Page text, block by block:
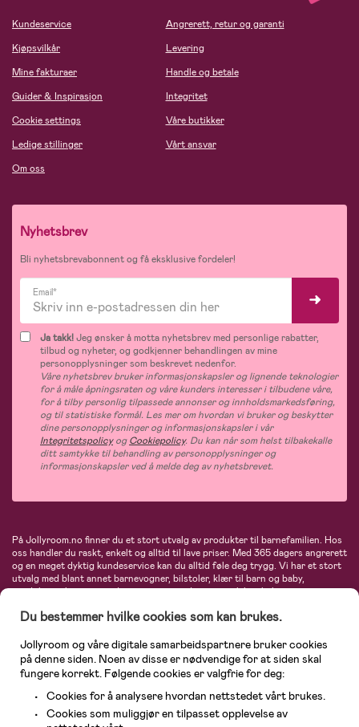
Kundeservice
Kjøpsvilkår
Mine fakturaer
Guider & Inspirasjon
Cookie settings
Ledige stillinger
Om oss
Angrerett, retur og garanti
Levering
Handle og betale
Integritet
Våre butikker
Vårt ansvar
Nyhetsbrev
Bli nyhetsbrevabonnent og få eksklusive fordeler!
Email*
Ja takk!Jeg ønsker å motta nyhetsbrev med personlige rabatter,
tilbud og nyheter, og godkjenner behandlingen av mine
personopplysninger som beskrevet nedenfor.
Våre nyhetsbrev bruker informasjonskapsler og lignende teknologier
for å måle åpningsraten og våre kunders interesser i tilbudene våre,
for å tilby personlig tilpassede annonser og innholdsmarkedsføring,
og til statistiske formål. Les mer om hvordan vi bruker og beskytter
dine personopplysninger og informasjonskapsler i vår
IntegritetspolicyogCookiepolicy. Du kan når som helst tilbakekalle
ditt samtykke til behandling av personopplysninger og
informasjonskapsler ved å melde deg av nyhetsbrevet.
På Jollyroom.no finner du et stort utvalg av produkter til barnefamilien. Hos
oss handler du raskt, enkelt og alltid til lave priser. Med 365 dagers angrerett
og en meget dyktig kundeservice kan du alltid føle deg trygg. Vi har et stort
utvalg med blant annet barnevogner, bilstoler, klær til barn og baby,
produkter til mor, mengder av inspirerende interiør, leker, babyustyr og mye
Maxi-Cosi, Baby Jogger, BabyBjörn, Didriksons, KidKraft, Ergobaby, Philips
største nettbutikk for barn og baby!
Du bestemmer hvilke cookies som kan brukes.
Jollyroom og våre digitale samarbeidspartnere bruker cookies
på denne siden. Noen av disse er nødvendige for at siden skal
fungere korrekt. Følgende cookies er valgfrie for deg:
Cookies for å analysere hvordan nettstedet vårt brukes.
Cookies som muliggjør en tilpasset opplevelse av